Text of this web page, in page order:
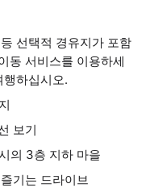
선택적 경유지가 포함
동 서비스를 이용하세
하십시오.
보기
의 3층 지하 마을
기는 드라이브